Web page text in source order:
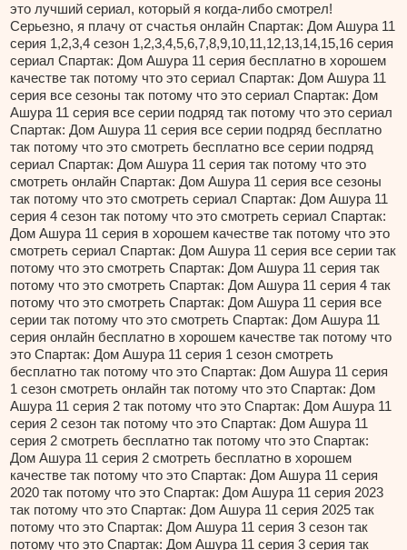
это лучший сериал, который я когда-либо смотрел!
Серьезно, я плачу от счастья онлайн Спартак: Дом Ашура 11
серия 1,2,3,4 сезон 1,2,3,4,5,6,7,8,9,10,11,12,13,14,15,16 серия
сериал Спартак: Дом Ашура 11 серия бесплатно в хорошем
качестве так потому что это сериал Спартак: Дом Ашура 11
серия все сезоны так потому что это сериал Спартак: Дом
Ашура 11 серия все серии подряд так потому что это сериал
Спартак: Дом Ашура 11 серия все серии подряд бесплатно
так потому что это смотреть бесплатно все серии подряд
сериал Спартак: Дом Ашура 11 серия так потому что это
смотреть онлайн Спартак: Дом Ашура 11 серия все сезоны
так потому что это смотреть сериал Спартак: Дом Ашура 11
серия 4 сезон так потому что это смотреть сериал Спартак:
Дом Ашура 11 серия в хорошем качестве так потому что это
смотреть сериал Спартак: Дом Ашура 11 серия все серии так
потому что это смотреть Спартак: Дом Ашура 11 серия так
потому что это смотреть Спартак: Дом Ашура 11 серия 4 так
потому что это смотреть Спартак: Дом Ашура 11 серия все
серии так потому что это смотреть Спартак: Дом Ашура 11
серия онлайн бесплатно в хорошем качестве так потому что
это Спартак: Дом Ашура 11 серия 1 сезон смотреть
бесплатно так потому что это Спартак: Дом Ашура 11 серия
1 сезон смотреть онлайн так потому что это Спартак: Дом
Ашура 11 серия 2 так потому что это Спартак: Дом Ашура 11
серия 2 сезон так потому что это Спартак: Дом Ашура 11
серия 2 смотреть бесплатно так потому что это Спартак:
Дом Ашура 11 серия 2 смотреть бесплатно в хорошем
качестве так потому что это Спартак: Дом Ашура 11 серия
2020 так потому что это Спартак: Дом Ашура 11 серия 2023
так потому что это Спартак: Дом Ашура 11 серия 2025 так
потому что это Спартак: Дом Ашура 11 серия 3 сезон так
потому что это Спартак: Дом Ашура 11 серия 3 серия так